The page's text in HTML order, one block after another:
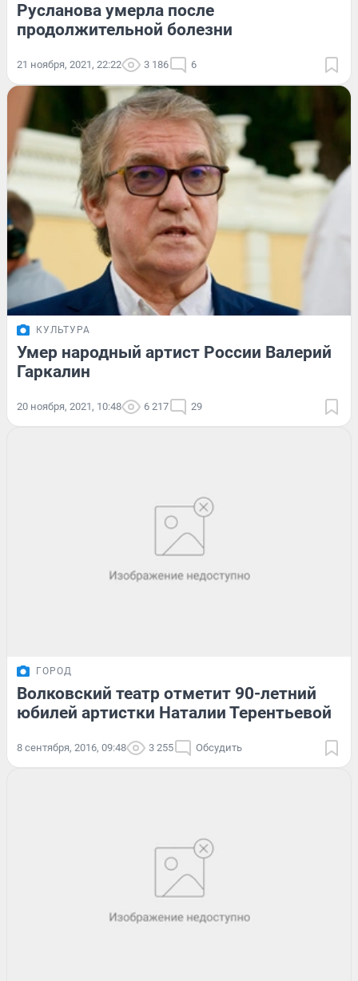
Русланова умерла после
продолжительной болезни
21 ноября, 2021, 22:22 3 186 6
КУЛЬТУРА
Умер народный артист России Валерий
Гаркалин
20 ноября, 2021, 10:48 6 217 29
ГОРОД
Волковский театр отметит 90-летний
юбилей артистки Наталии Терентьевой
8 сентября, 2016, 09:48 3 255 Обсудить